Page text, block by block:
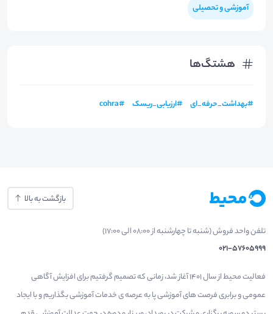
آموزشی و تحصیلی
هشتگ‌ها
#بهداشت_حرفه_ای #ارزیابی_ریسک #
cohra
بازگشت به بالا
تلفن واحد فروش (شنبه تا چهارشنبه از 08:00 الی 17:00)
021-57605999
فعالیت محیط از سال 1401 آغاز شد، زمانی که تصمیم گرفتیم برای افزایش آگاهی
عمومی و برابری فرصت های آموزشی پا به عرصه ی خدمات آموزشی بگذاریم و با ایجاد